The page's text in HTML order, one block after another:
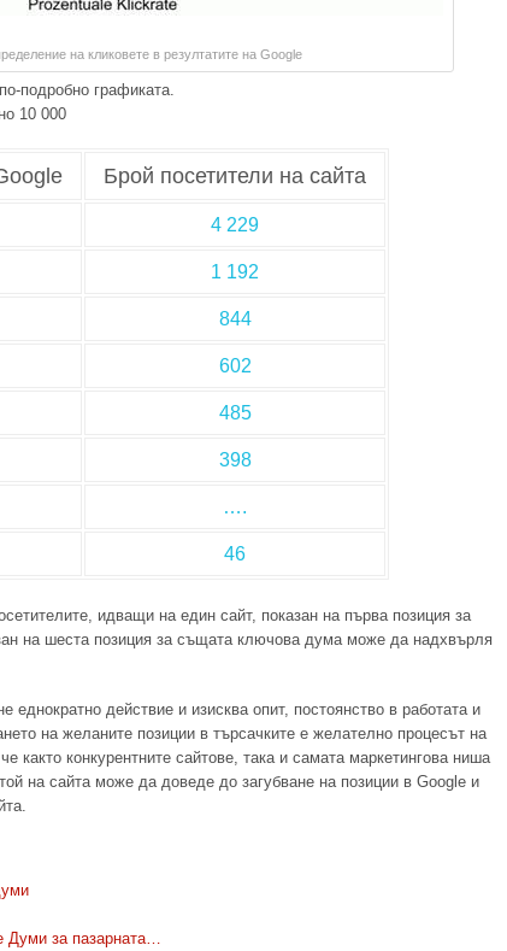
на кликовете в резултатите на Google
подробно графиката.
10 000
Брой посетители на сайта
4 229
1 192
844
602
485
398
….
46
идващи на един сайт, показан на първа позиция за
на шеста позиция за същата ключова дума може да надхвърля
еднократно действие и изисква опит, постоянство в работата и
на желаните позиции в търсачките е желателно процесът на
както конкурентните сайтове, така и самата маркетингова ниша
на сайта може да доведе до загубване на позиции в Google и
за пазарната…